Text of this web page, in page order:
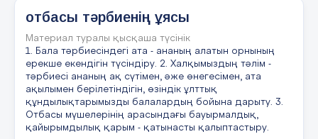
Алдағы жиналыста қандай талдау ұсынасыз ?
Келесі ата-аналар жиналысының тақырыбы өздерінің
сұрауы бойынша нақтыланады.
партасында отырған баланың жан- жақты
білім алуына ең бірінші ықпал ететін-
ұстаз болса, оның сүйеніші ата- ана.
Сондықтан ата -ана өз баласының білім
алуына барынша жағдай жасау тиіс. Бала
тәуліктің бір бөлігінде , яғни
6 сағат мектепте болса, 18 сағат өз
отбасында тәрбие алады.
отбасы тәрбиенің ұясы
Материал туралы қысқаша түсінік
1. Бала тәрбиесіндегі ата - ананың алатын орнының
ерекше екендігін түсіндіру. 2. Халқымыздың тәлім -
тәрбиесі ананың ақ сүтімен, әже өнегесімен, ата
ақылымен берілетіндігін, өзіндік ұлттық
құндылықтарымызды балалардың бойына дарыту. 3.
Отбасы мүшелерінің арасындағы бауырмалдық,
қайырымдылық қарым - қатынасты қалыптастыру.